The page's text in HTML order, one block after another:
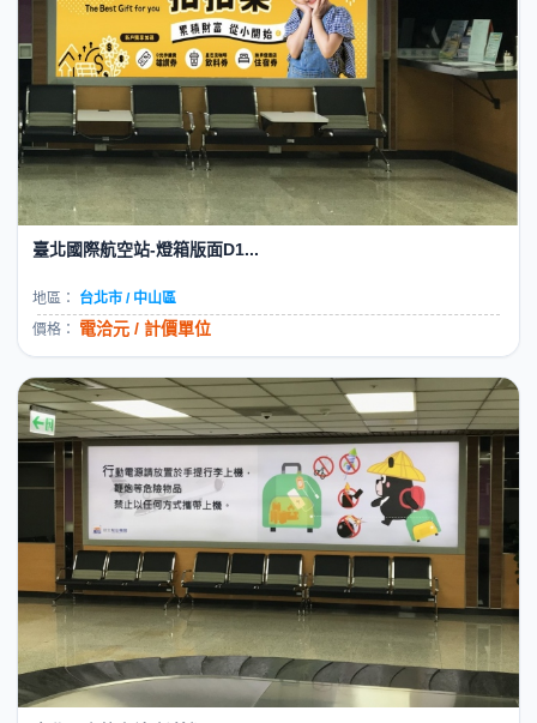
臺北國際航空站-燈箱版面D1...
地區：
台北市 / 中山區
價格： 電洽元 / 計價單位